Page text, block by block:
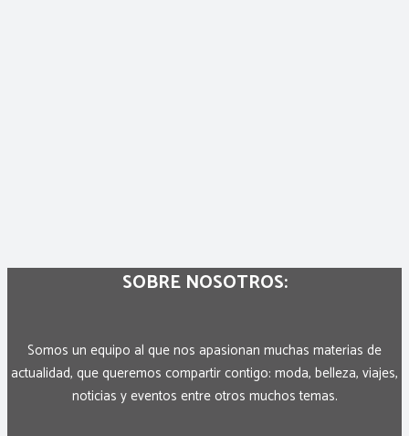
SOBRE NOSOTROS:
Somos un equipo al que nos apasionan muchas materias de
actualidad, que queremos compartir contigo: moda, belleza, viajes,
noticias y eventos entre otros muchos temas.